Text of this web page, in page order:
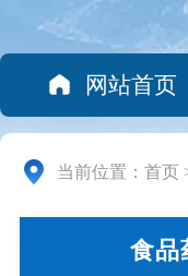
网站首页
当前位置： 首页
食品